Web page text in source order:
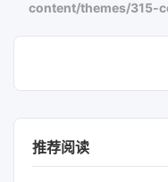
content/themes/315-
推荐阅读